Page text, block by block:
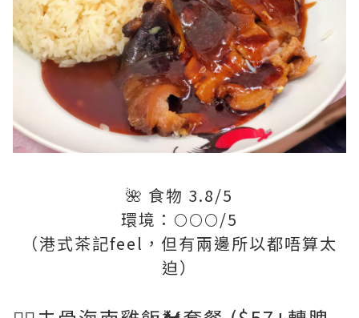
🌺 食物 3.8/5
環境：🌕🌕🌕/5
（港式茶記feel，但有兩邊所以都唔算太
迫）